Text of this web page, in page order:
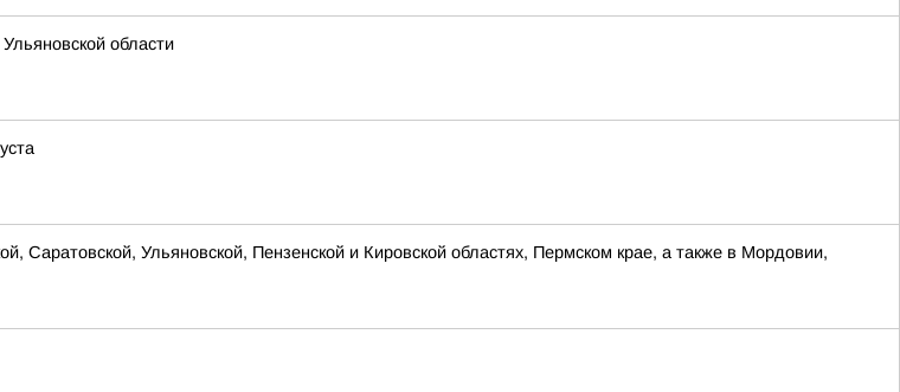
области
Саратовской, Ульяновской, Пензенской и Кировской областях, Пермском крае, а также в Мордовии,